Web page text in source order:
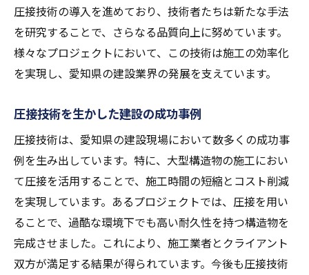
圧接技術の導入を進めており、技術者たちは新たな手法
を研究することで、さらなる品質向上に努めています。
様々なプロジェクトにおいて、この技術は施工の効率化
を実現し、愛知県の建設業界の発展を支えています。
圧接技術を生かした建設の成功事例
圧接技術は、愛知県の建設現場において数多くの成功事
例を生み出しています。特に、大型構造物の施工におい
て圧接を活用することで、施工時間の短縮とコスト削減
を実現しています。あるプロジェクトでは、圧接を用い
ることで、過酷な環境下でも高い耐久性を持つ構造物を
完成させました。これにより、施工業者とクライアント
双方が満足する結果が得られています。今後も圧接技術